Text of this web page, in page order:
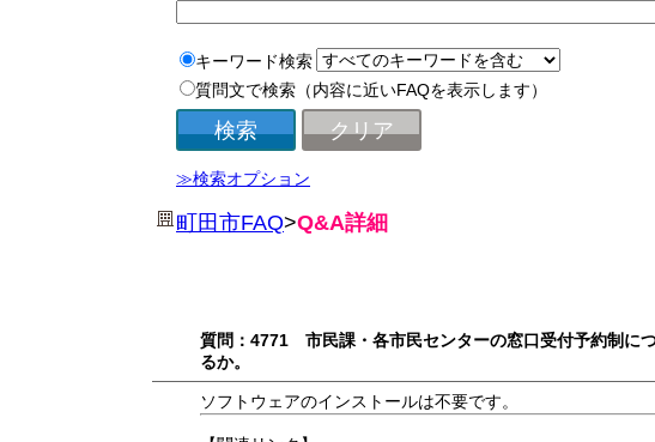
キーワード検索
質問文で検索（内容に近いFAQを表示します）
≫検索オプション
町田市FAQ>Q&A詳細
質問：4771 市民課・各市民センターの窓口受付予約制に
るか。
ソフトウェアのインストールは不要です。